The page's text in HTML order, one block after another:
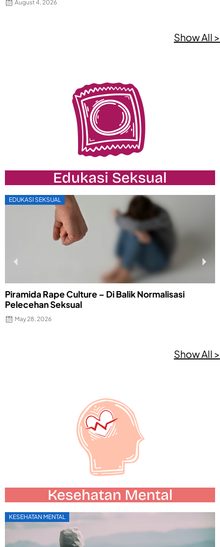
August 4, 2026
Show All >
Edukasi Seksual
EDUKASI SEKSUAL
Piramida Rape Culture – Di Balik Normalisasi
Pelecehan Seksual
May 28, 2026
Show All >
Kesehatan Mental
KESEHATAN MENTAL